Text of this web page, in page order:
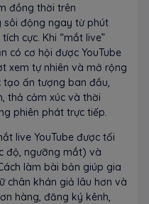
đồng thời trên
sôi động ngay từ phút
cực. Khi “mắt live”
có cơ hội được YouTube
xem tự nhiên và mở rộng
tạo ấn tượng ban đầu,
thả cảm xúc và thời
phiên phát trực tiếp.
live YouTube được tối
độ, ngưỡng mắt) và
làm bài bản giúp gia
chân khán giả lâu hơn và
hàng, đăng ký kênh,